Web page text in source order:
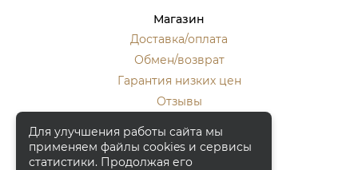
Магазин
Доставка/оплата
Обмен/возврат
Гарантия низких цен
Отзывы
Контакты
Для улучшения работы сайта мы
применяем файлы cookies и сервисы
статистики. Продолжая его